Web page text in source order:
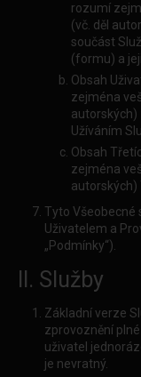
rozumí
(vč. děl
součást
(formu) a
Obsah
zejména
autorských)
Užíváním
Obsah
zejména
autorských)
Tyto Všeobecné
Uživatelem a
„Podmínky“).
II. Služby
Základní verze
zprovoznění
uživatel
je nevratný.